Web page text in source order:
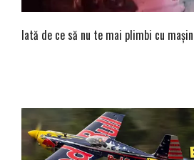
Iată de ce să nu te mai plimbi cu